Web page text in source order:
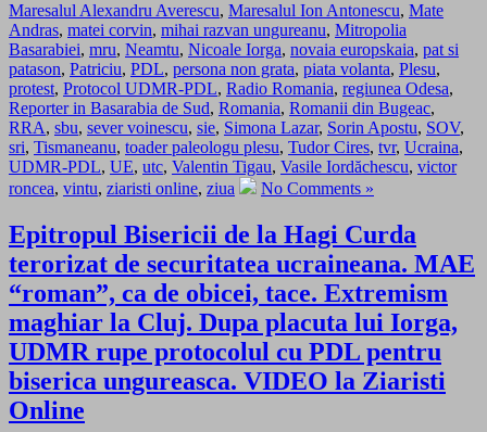
Maresalul Alexandru Averescu, Maresalul Ion Antonescu, Mate
Andras, matei corvin, mihai razvan ungureanu, Mitropolia
Basarabiei, mru, Neamtu, Nicoale Iorga, novaia europskaia, pat si
patason, Patriciu, PDL, persona non grata, piata volanta, Plesu,
protest, Protocol UDMR-PDL, Radio Romania, regiunea Odesa,
Reporter in Basarabia de Sud, Romania, Romanii din Bugeac,
RRA, sbu, sever voinescu, sie, Simona Lazar, Sorin Apostu, SOV,
sri, Tismaneanu, toader paleologu plesu, Tudor Cires, tvr, Ucraina,
UDMR-PDL, UE, utc, Valentin Tigau, Vasile Iordăchescu, victor
roncea, vintu, ziaristi online, ziua No Comments »
Epitropul Bisericii de la Hagi Curda
terorizat de securitatea ucraineana. MAE
“roman”, ca de obicei, tace. Extremism
maghiar la Cluj. Dupa placuta lui Iorga,
UDMR rupe protocolul cu PDL pentru
biserica ungureasca. VIDEO la Ziaristi
Online